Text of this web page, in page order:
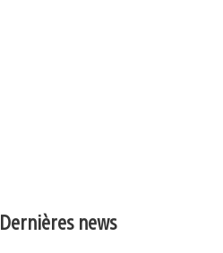
Dernières news